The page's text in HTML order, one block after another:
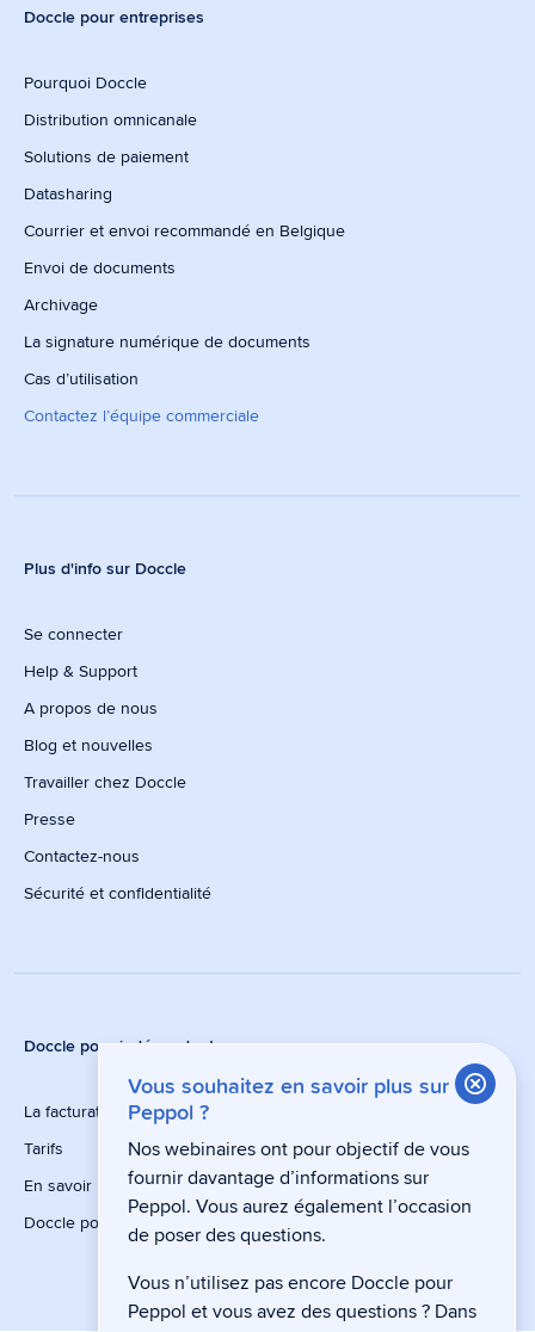
Vous souhaitez en savoir plus sur
Peppol ?
Nos webinaires ont pour objectif de vous
fournir davantage d’informations sur
Peppol. Vous aurez également l’occasion
de poser des questions.
Vous n’utilisez pas encore Doccle pour
Peppol et vous avez des questions ? Dans
Doccle pour entreprises
Pourquoi Doccle
Distribution omnicanale
Solutions de paiement
Datasharing
Courrier et envoi recommandé en Belgique
Envoi de documents
Archivage
La signature numérique de documents
Cas d’utilisation
Contactez l’équipe commerciale
Plus d'info sur Doccle
Se connecter
Help & Support
A propos de nous
Blog et nouvelles
Travailler chez Doccle
Presse
Contactez-nous
Sécurité et confidentialité
Doccle pour indépendants
La facturation électronique via Peppol est obligatoire
Tarifs
En savoir plus sur peppol
Doccle pour les comptables